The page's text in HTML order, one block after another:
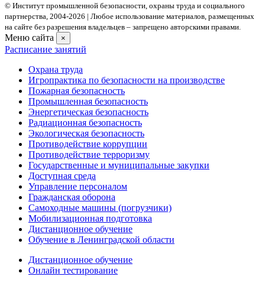
© Институт промышленной безопасности, охраны труда и социального
партнерства, 2004- 2026 | Любое использование материалов, размещенных
на сайте без разрешения владельцев – запрещено авторскими правами.
Меню сайта ×
Расписание занятий
Охрана труда
Игропрактика по безопасности на производстве
Пожарная безопасность
Промышленная безопасность
Энергетическая безопасность
Радиационная безопасность
Экологическая безопасность
Противодействие коррупции
Противодействие терроризму
Государственные и муниципальные закупки
Доступная среда
Управление персоналом
Гражданская оборона
Самоходные машины (погрузчики)
Мобилизационная подготовка
Дистанционное обучение
Обучение в Ленинградской области
Дистанционное обучение
Онлайн тестирование